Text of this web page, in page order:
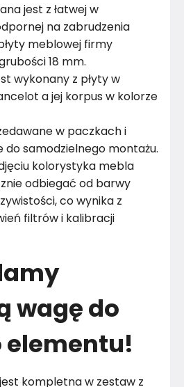
jest z łatwej w
na zabrudzenia
meblowej firmy
18 mm.
wykonany z płyty w
a jej korpus w kolorze
w paczkach i
do samodzielnego montażu.
kolorystyka mebla
odbiegać od barwy
co wynika z
filtrów i kalibracji
wagę do
elementu!
kompletna w zestaw z